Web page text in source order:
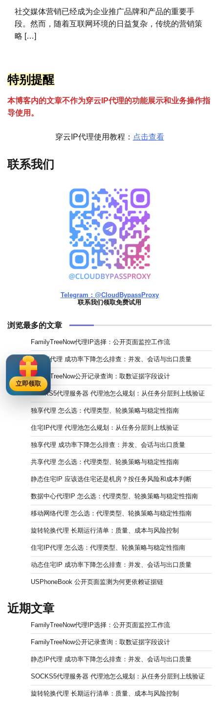
社交媒体营销已经成为企业推广品牌和产品的重要手
段。然而，随着互联网环境的日益复杂，传统的营销策
略 […]
特别提醒
本博客内的文章不作为穿云 P代理的功能展示和业务操作指
导使用。
穿云IP代理使用教程： 点击查看
联系我们
Telegram：@CloudBypassProxy
联系我们领取免费试用
浏览最多的文章
FamilyTreeNow代理IP选择：公开页面监控工作流
静态IP代理 成功率下降怎么排查：并发、会话与出口质量
FamilyTreeNow公开记录查询：取数证据字段设计
SOCKS5代理服务器 代理池怎么规划：从任务分层到上线验证
独享代理 怎么选：代理类型、轮换策略与稳定性指南
住宅IP代理 代理池怎么规划：从任务分层到上线验证
独享代理 成功率下降怎么排查：并发、会话与出口质量
共享代理 怎么选：代理类型、轮换策略与稳定性指南
静态住宅IP 应该选住宅还是机房？按任务风险和成本判断
数据中心代理IP 怎么选：代理类型、轮换策略与稳定性指南
移动网络代理 怎么选：代理类型、轮换策略与稳定性指南
旋转轮换代理 长期运行清单：质量、成本与风险控制
住宅IP代理 怎么选：代理类型、轮换策略与稳定性指南
动态住宅IP 成功率下降怎么排查：并发、会话与出口质量
USPhoneBook 公开页面监测为何更依赖证据链
近期文章
FamilyTreeNow代理IP选择：公开页面监控工作流
FamilyTreeNow公开记录查询：取数证据字段设计
静态IP代理 成功率下降怎么排查：并发、会话与出口质量
SOCKS5代理服务器 代理池怎么规划：从任务分层到上线验证
旋转轮换代理 长期运行清单：质量、成本与风险控制
立即领取